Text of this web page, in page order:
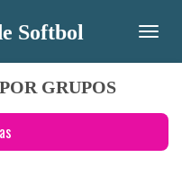
Softbol
GRUPOS